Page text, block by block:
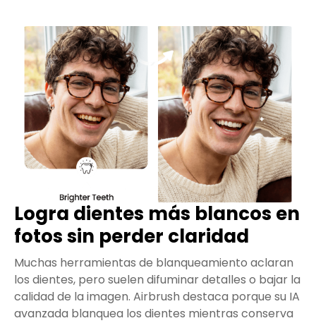
Logra dientes más blancos en
fotos sin perder claridad
Muchas herramientas de blanqueamiento aclaran
los dientes, pero suelen difuminar detalles o bajar la
calidad de la imagen. Airbrush destaca porque su IA
avanzada blanquea los dientes mientras conserva